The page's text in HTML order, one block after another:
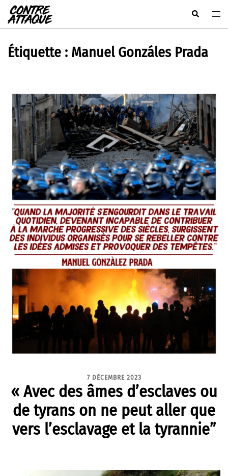
Aller
au
contenu
Rechercher
Étiquette : Manuel Gonzáles Prada
7 DÉCEMBRE 2023
« Avec des âmes d’esclaves ou
de tyrans on ne peut aller que
vers l’esclavage et la tyrannie”